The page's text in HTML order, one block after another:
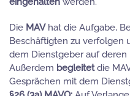
Die MAVhat die Aufgabe,
Beschäftigten zu verfolgen
dem Dienstgeber auf deren
Außerdem begleitetdie
Gesprächen mit dem